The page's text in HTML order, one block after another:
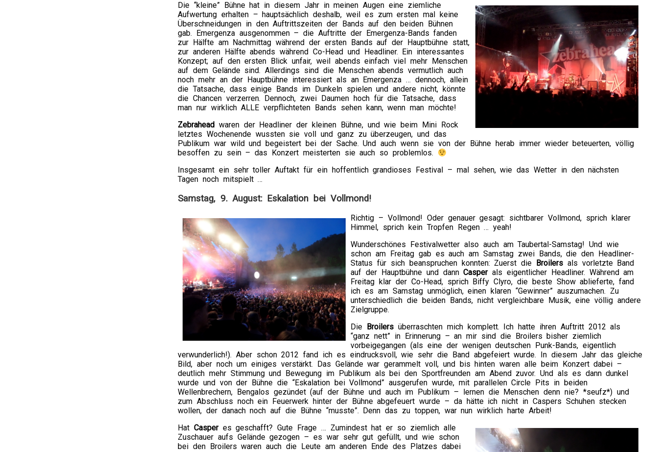
Die “kleine” Bühne hat in diesem Jahr in meinen Augen eine ziemliche
Aufwertung erhalten – hauptsächlich deshalb, weil es zum ersten mal keine
Überschneidungen in den Auftrittszeiten der Bands auf den beiden Bühnen
gab. Emergenza ausgenommen – die Auftritte der Emergenza-Bands fanden
zur Hälfte am Nachmittag während der ersten Bands auf der Hauptbühne statt,
zur anderen Hälfte abends während Co-Head und Headliner. Ein interessantes
Konzept; auf den ersten Blick unfair, weil abends einfach viel mehr Menschen
auf dem Gelände sind. Allerdings sind die Menschen abends vermutlich auch
noch mehr an der Hauptbühne interessiert als an Emergenza … dennoch, allein
die Tatsache, dass einige Bands im Dunkeln spielen und andere nicht, könnte
die Chancen verzerren. Dennoch, zwei Daumen hoch für die Tatsache, dass
man nur wirklich ALLE verpflichteten Bands sehen kann, wenn man möchte!
Zebrahead waren der Headliner der kleinen Bühne, und wie beim Mini Rock
letztes Wochenende wussten sie voll und ganz zu überzeugen, und das
Publikum war wild und begeistert bei der Sache. Und auch wenn sie von der Bühne herab immer wieder beteuerten, völlig
besoffen zu sein – das Konzert meisterten sie auch so problemlos.
Insgesamt ein sehr toller Auftakt für ein hoffentlich grandioses Festival – mal sehen, wie das Wetter in den nächsten
Tagen noch mitspielt …
Samstag, 9. August: Eskalation bei Vollmond!
Richtig – Vollmond! Oder genauer gesagt: sichtbarer Vollmond, sprich klarer
Himmel, sprich kein Tropfen Regen … yeah!
Wunderschönes Festivalwetter also auch am Taubertal-Samstag! Und wie
schon am Freitag gab es auch am Samstag zwei Bands, die den Headliner-
Status für sich beanspruchen konnten: Zuerst die Broilersals vorletzte Band
auf der Hauptbühne und dannCasperals eigentlicher Headliner. Während am
Freitag klar der Co-Head, sprich Biffy Clyro, die beste Show ablieferte, fand
ich es am Samstag unmöglich, einen klaren “Gewinner” auszumachen. Zu
unterschiedlich die beiden Bands, nicht vergleichbare Musik, eine völlig andere
Zielgruppe.
Die Broilers überraschten mich komplett. Ich hatte ihren Auftritt 2012 als
“ganz nett” in Erinnerung – an mir sind die Broilers bisher ziemlich
vorbeigegangen (als eine der wenigen deutschen Punk-Bands, eigentlich
verwunderlich!). Aber schon 2012 fand ich es eindrucksvoll, wie sehr die Band abgefeiert wurde. In diesem Jahr das gleiche
Bild, aber noch um einiges verstärkt. Das Gelände war gerammelt voll, und bis hinten waren alle beim Konzert dabei –
deutlich mehr Stimmung und Bewegung im Publikum als bei den Sportfreunden am Abend zuvor. Und als es dann dunkel
wurde und von der Bühne die “Eskalation bei Vollmond” ausgerufen wurde, mit parallelen Circle Pits in beiden
Wellenbrechern, Bengalos gezündet (auf der Bühne und auch im Publikum – lernen die Menschen denn nie? *seufz*) und
zum Abschluss noch ein Feuerwerk hinter der Bühne abgefeuert wurde – da hätte ich nicht in Caspers Schuhen stecken
wollen, der danach noch auf die Bühne “musste”. Denn das zu toppen, war nun wirklich harte Arbeit!
Hat Casperes geschafft? Gute Frage … Zumindest hat er so ziemlich alle
Zuschauer aufs Gelände gezogen – es war sehr gut gefüllt, und wie schon
bei den Broilers waren auch die Leute am anderen Ende des Platzes dabei